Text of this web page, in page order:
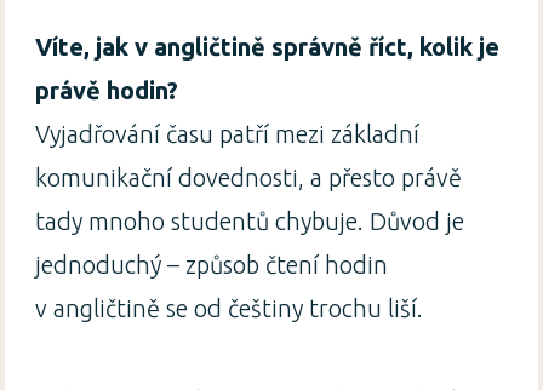
Víte, jak v angličtině správně říct, kolik je
právě hodin?
Vyjadřování času patří mezi základní
komunikační dovednosti, a přesto právě
tady mnoho studentů chybuje. Důvod je
jednoduchý – způsob čtení hodin
v angličtině se od češtiny trochu liší.